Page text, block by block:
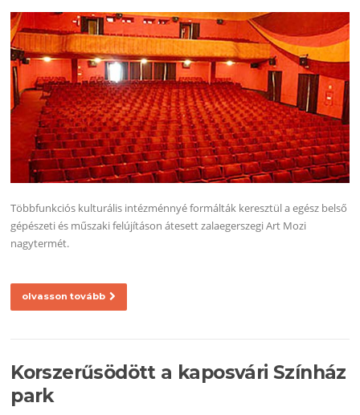
Többfunkciós kulturális intézménnyé formálták keresztül a egész belső
gépészeti és műszaki felújításon átesett zalaegerszegi Art Mozi
nagytermét.
olvasson tovább
Korszerűsödött a kaposvári Színház
park